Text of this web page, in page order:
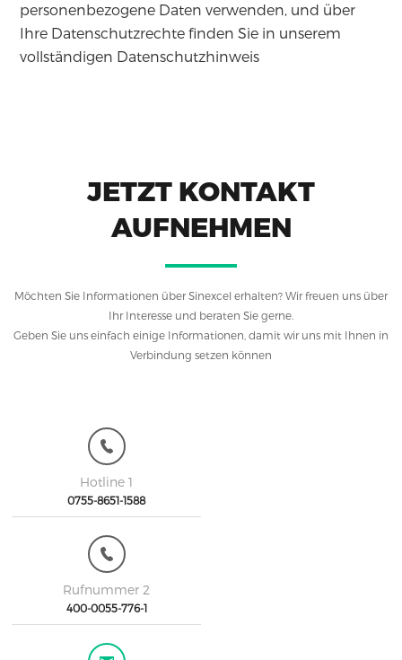
personenbezogene Daten verwenden, und über
Ihre Datenschutzrechte finden Sie in unserem
vollständigen Datenschutzhinweis
JETZT KONTAKT
AUFNEHMEN
Möchten Sie Informationen über Sinexcel erhalten? Wir freuen uns über
Ihr Interesse und beraten Sie gerne.
Geben Sie uns einfach einige Informationen, damit wir uns mit Ihnen in
Verbindung setzen können
Hotline 1
0755-8651-1588
Rufnummer 2
400-0055-776-1